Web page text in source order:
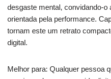
desgaste mental, convidando-
orientada pela performance.
tornam este um retrato
digital.
Melhor para: Qualquer pessoa